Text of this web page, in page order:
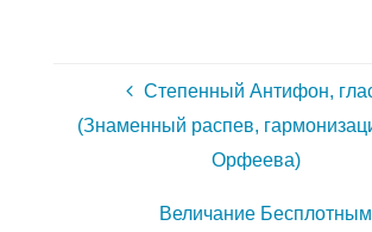
Степенный Антифон,
(Знаменный распев,
Орфеева)
Величание